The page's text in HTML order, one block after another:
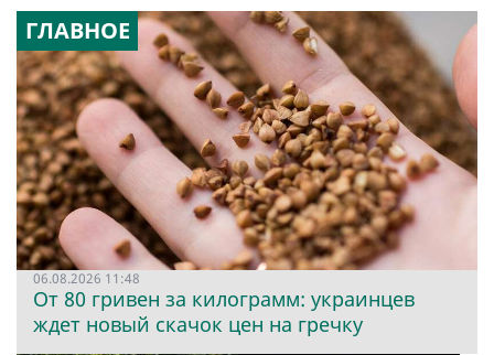
ГЛАВНОЕ
06.08.2026 11:48
От 80 гривен за килограмм: украинцев
ждет новый скачок цен на гречку